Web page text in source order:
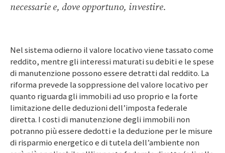
necessarie e, dove opportuno, investire.
Nel sistema odierno il valore locativo viene tassato come
reddito, mentre gli interessi maturati su debiti e le spese
di manutenzione possono essere detratti dal reddito. La
riforma prevede la soppressione del valore locativo per
quanto riguarda gli immobili ad uso proprio e la forte
limitazione delle deduzioni dell’imposta federale
diretta. I costi di manutenzione degli immobili non
potranno più essere dedotti e la deduzione per le misure
di risparmio energetico e di tutela dell’ambiente non